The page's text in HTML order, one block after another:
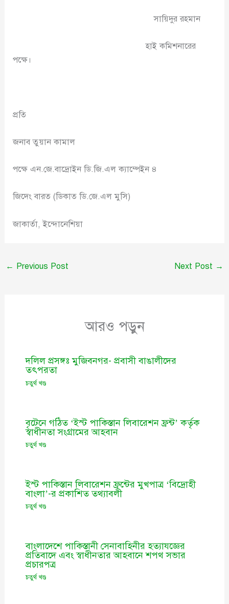
সায়িদুর রহমান
হাই কমিশনারের
পক্ষে।
প্রতি
জনাব তুয়ান কামাল
পক্ষে এন.জে.বাদ্রোইন ডি.জি.এল ক্যাম্পেইন ৪
জিদেং বারত (ডিকাত ডি.জে.এল মুসি)
জাকার্তা, ইন্দোনেশিয়া
← Previous Post Next Post →
আরও পড়ুন
দলিল প্রসঙ্গঃ মুজিবনগর- প্রবাসী বাঙালীদের
তৎপরতা
চতুর্থ খণ্ড
বৃটেনে গঠিত ‘ইস্ট পাকিস্তান লিবারেশন ফ্রন্ট’ কর্তৃক
স্বাধীনতা সংগ্রামের আহবান
চতুর্থ খণ্ড
ইস্ট পাকিস্তান লিবারেশন ফ্রন্টের মুখপাত্র ‘বিদ্রোহী
বাংলা’-র প্রকাশিত তথ্যাবলী
চতুর্থ খণ্ড
বাংলাদেশে পাকিস্তানী সেনাবাহিনীর হত্যাযজ্ঞের
প্রতিবাদে এবং স্বাধীনতার আহবানে শপথ সভার
প্রচারপত্র
চতুর্থ খণ্ড